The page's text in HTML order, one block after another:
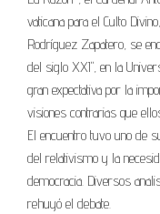
vaticana para el Culto
Rodríguez Zapatero, se
del siglo XXI", en la
gran expectativa por la
visiones contrarias que
El encuentro tuvo uno de
del relativismo y la
democracia. Diversos
rehuyó el debate.